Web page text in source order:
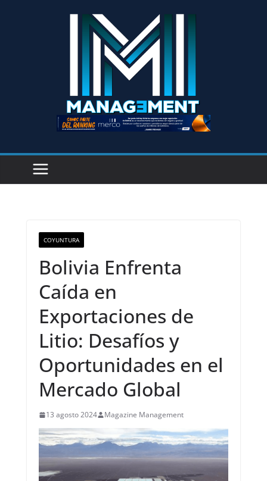
COYUNTURA
Bolivia Enfrenta
Caída en
Exportaciones de
Litio: Desafíos y
Oportunidades en el
Mercado Global
13 agosto 2024 Magazine Management